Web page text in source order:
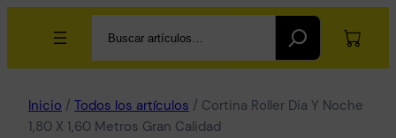
Inicio / Todos los artículos / Cortina Roller Dia Y Noche
1,80 X 1,60 Metros Gran Calidad